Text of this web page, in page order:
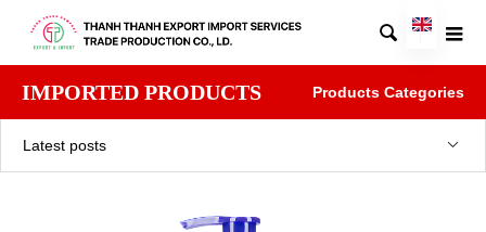

IMPORTED PRODUCTS Products Categories
Latest posts